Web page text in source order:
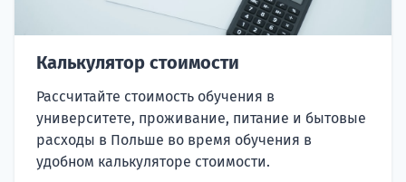
Калькулятор стоимости
Рассчитайте стоимость обучения в
университете, проживание, питание и бытовые
расходы в Польше во время обучения в
удобном калькуляторе стоимости.